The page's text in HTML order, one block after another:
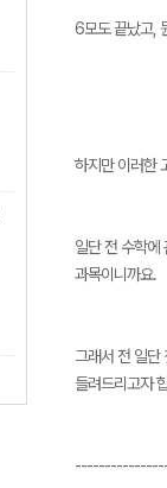
6모도 끝났고,
하지만 이러한
일단 전 수학에
과목이니까요.
그래서 전 일단
들려드리고자